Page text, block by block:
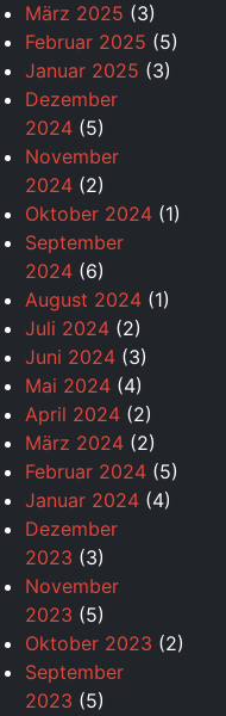
März 2025 (3)
Februar 2025 (5)
Januar 2025 (3)
Dezember
2024 (5)
November
2024 (2)
Oktober 2024 (1)
September
2024 (6)
August 2024 (1)
Juli 2024 (2)
Juni 2024 (3)
Mai 2024 (4)
April 2024 (2)
März 2024 (2)
Februar 2024 (5)
Januar 2024 (4)
Dezember
2023 (3)
November
2023 (5)
Oktober 2023 (2)
September
2023 (5)